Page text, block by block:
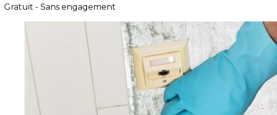
Gratuit - Sans engagement